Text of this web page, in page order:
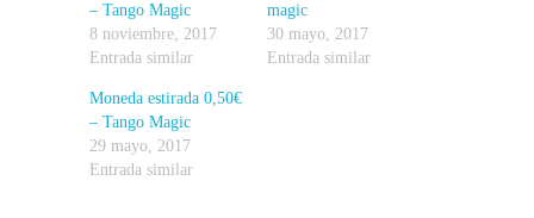
– Tango Magic
8 noviembre, 2017
Entrada similar
magic
30 mayo, 2017
Entrada similar
Moneda estirada 0,50€
– Tango Magic
29 mayo, 2017
Entrada similar